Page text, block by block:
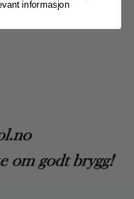
informasjon